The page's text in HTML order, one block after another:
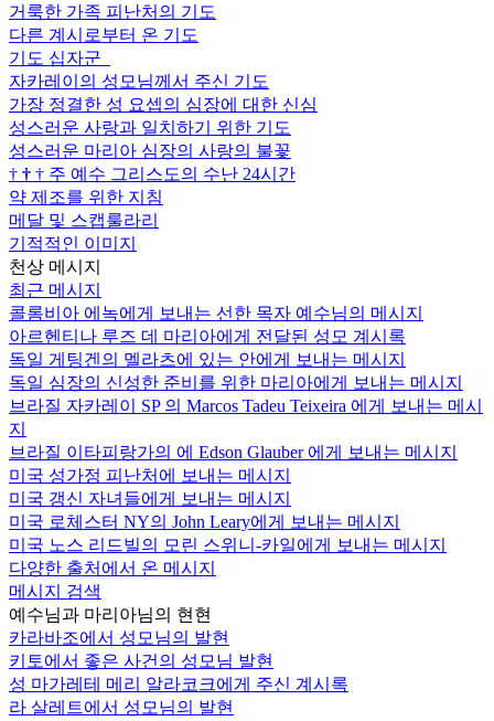
거룩한 가족 피난처의 기도
다른 계시로부터 온 기도
기도 십자군
자카레이의 성모님께서 주신 기도
가장 정결한 성 요셉의 심장에 대한 신심
성스러운 사랑과 일치하기 위한 기도
성스러운 마리아 심장의 사랑의 불꽃
† † † 주 예수 그리스도의 수난 24시간
약 제조를 위한 지침
메달 및 스캡룰라리
기적적인 이미지
천상 메시지
최근 메시지
콜롬비아 에녹에게 보내는 선한 목자 예수님의 메시지
아르헨티나 루즈 데 마리아에게 전달된 성모 계시록
독일 게팅겐의 멜라츠에 있는 안에게 보내는 메시지
독일 심장의 신성한 준비를 위한 마리아에게 보내는 메시지
브라질 자카레이 SP 의 Marcos Tadeu Teixeira 에게 보내는 메시
지
브라질 이타피랑가의 에 Edson Glauber 에게 보내는 메시지
미국 성가정 피난처에 보내는 메시지
미국 갱신 자녀들에게 보내는 메시지
미국 로체스터 NY의 John Leary에게 보내는 메시지
미국 노스 리드빌의 모린 스위니-카일에게 보내는 메시지
다양한 출처에서 온 메시지
메시지 검색
예수님과 마리아님의 현현
카라바조에서 성모님의 발현
키토에서 좋은 사건의 성모님 발현
성 마가레테 메리 알라코크에게 주신 계시록
라 살레트에서 성모님의 발현